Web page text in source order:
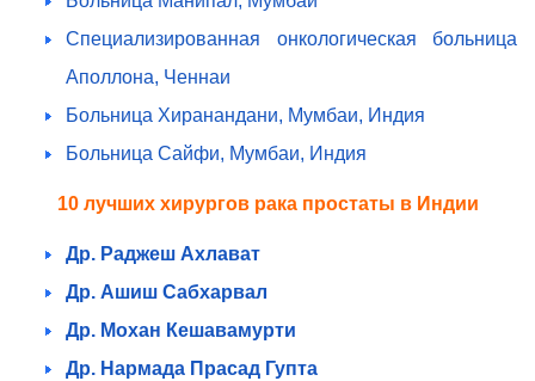
Специализированная онкологическая больница
Аполлона, Ченнаи
Больница Хиранандани, Мумбаи, Индия
Больница Сайфи, Мумбаи, Индия
10 лучших хирургов рака простаты в Индии
Др. Раджеш Ахлават
Др. Ашиш Сабхарвал
Др. Мохан Кешавамурти
Др. Нармада Прасад Гупта